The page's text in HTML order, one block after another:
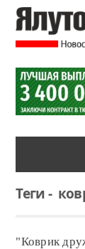
Теги-
"Коврик